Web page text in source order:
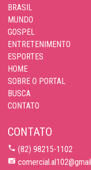
BRASIL
MUNDO
GOSPEL
ENTRETENIMENTO
ESPORTES
HOME
SOBRE O PORTAL
BUSCA
CONTATO
CONTATO
(82) 98215-1102